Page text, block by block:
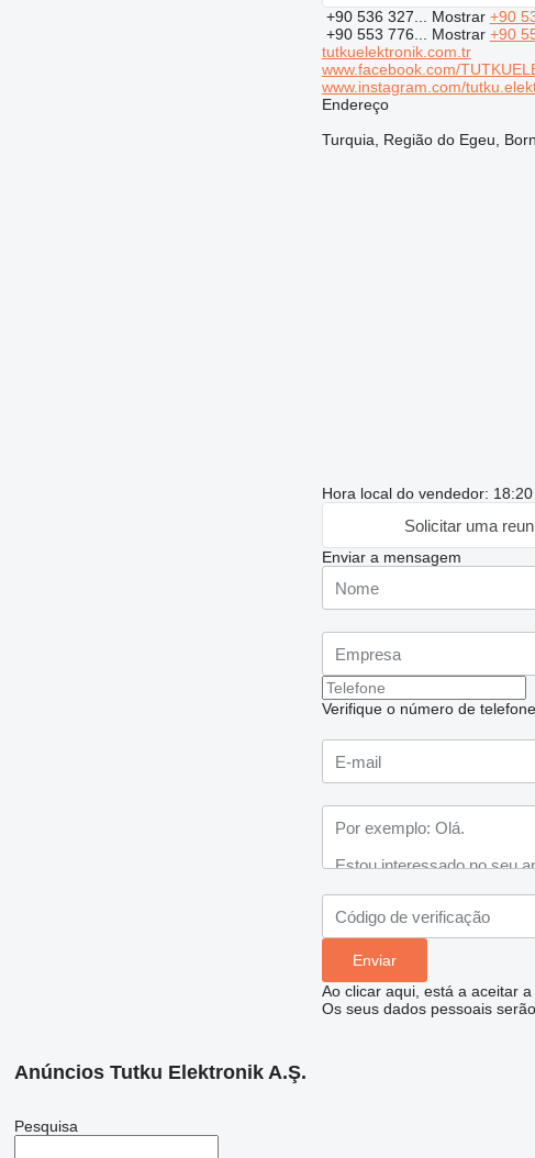
+90 536 327... Mostrar +90
+90 553 776... Mostrar +90
tutkuelektronik.com.tr
www.facebook.com/
www.instagram.com/
Endereço
Turquia, Região do Egeu,
Hora local do vendedor:
Solicitar uma
Enviar a mensagem
Verifique o número de
Ao clicar aqui, está a aceitar a
Os seus dados pessoais
Anúncios Tutku Elektronik A.Ş.
Pesquisa